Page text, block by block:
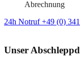
Abrechnung
24h Notruf +49 (0)
Unser